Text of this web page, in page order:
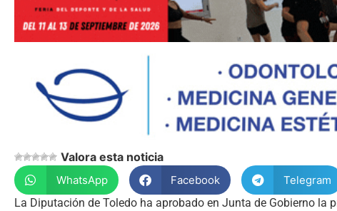
Valora esta noticia
WhatsApp Facebook Telegram
La Diputación de Toledo ha aprobado en Junta de Gobierno